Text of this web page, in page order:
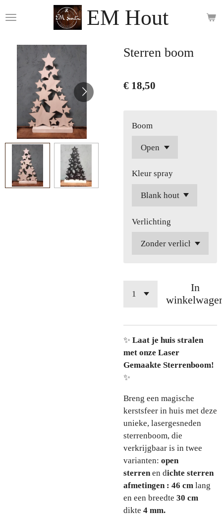
direct
hoofdinhoud
EM Hout
Sterren boom
€ 18,50
Boom
Kleur spray
Verlichting
In
✨ Laat je huis stralen
met onze Laser
Gemaakte Sterrenboom!
✨
Breng een magische
kerstsfeer in huis met deze
unieke, lasergesneden
sterrenboom, die
verkrijgbaar is in twee
varianten: open
sterrenen dichte sterren
afmetingen : 46 cm lang
en een breedte 30 cm
dikte 4 mm.